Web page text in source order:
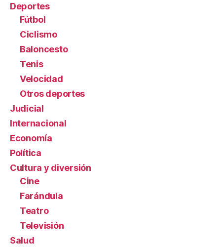
Deportes
Fútbol
Ciclismo
Baloncesto
Tenis
Velocidad
Otros deportes
Judicial
Internacional
Economía
Política
Cultura y diversión
Cine
Farándula
Teatro
Televisión
Salud